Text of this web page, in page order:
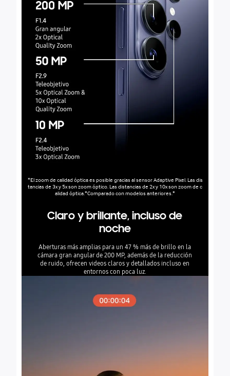
*El zoom de calidad óptica es posible gracias al sensor Adaptive Pixel. Las dis
tancias de 3x y 5x son zoom óptico. Las distancias de 2x y 10x son zoom de c
alidad óptica.*Comparado con modelos anteriores.*
Claro y brillante, incluso de
noche
Aberturas más amplias para un 47 % más de brillo en la
cámara gran angular de 200 MP, además de la reducción
de ruido, ofrecen videos claros y detallados incluso en
entornos con poca luz.